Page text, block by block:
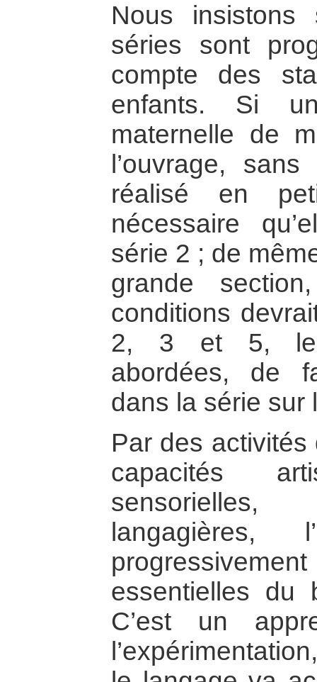
Nous
séries sont
compte des
enfants. Si
maternelle de
l’ouvrage,
réalisé en
nécessaire
série 2 ; de
grande
conditions
2, 3 et 5, les
abordées, de
dans la série sur
Par des
capacités
langagières,
essentielles du
C’est un